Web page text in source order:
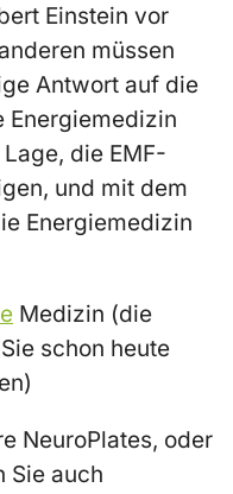
Einstein vor
müssen
Antwort auf die
Energiemedizin
die EMF-
und mit dem
Energiemedizin
Medizin (die
schon heute
NeuroPlates, oder
Sie auch